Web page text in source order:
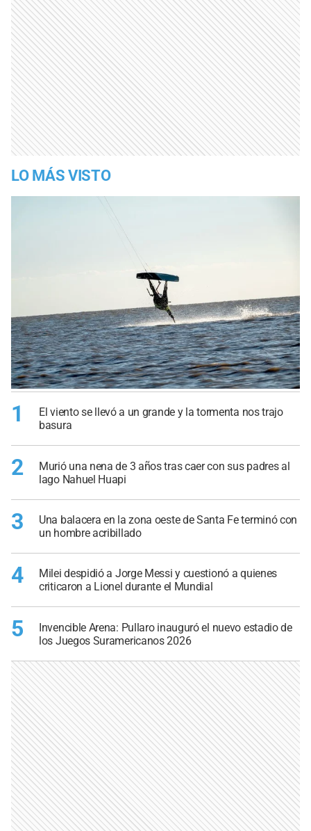
LO MÁS VISTO
1
El viento se llevó a un grande y la tormenta nos trajo
basura
2
Murió una nena de 3 años tras caer con sus padres al
lago Nahuel Huapi
3
Una balacera en la zona oeste de Santa Fe terminó con
un hombre acribillado
4
Milei despidió a Jorge Messi y cuestionó a quienes
criticaron a Lionel durante el Mundial
5
Invencible Arena: Pullaro inauguró el nuevo estadio de
los Juegos Suramericanos 2026